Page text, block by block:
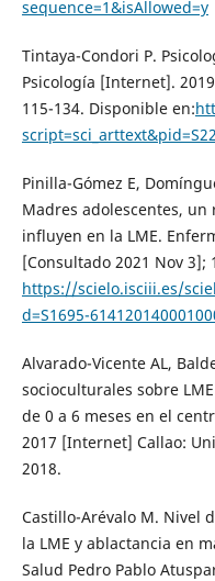
sequence=1&isAllowed=y
Tintaya-Condori P.
Psicología [Internet].
115-134. Disponible en:
Pinilla-Gómez E,
Madres adolescentes,
influyen en la LME.
[Consultado 2021 Nov 3];
https://scielo.isciii.es/
d=S1695-
Alvarado-Vicente AL,
socioculturales sobre
de 0 a 6 meses en el
2017 [Internet] Callao:
2018.
Castillo-Arévalo M. Nivel
la LME y ablactancia en
Salud Pedro Pablo